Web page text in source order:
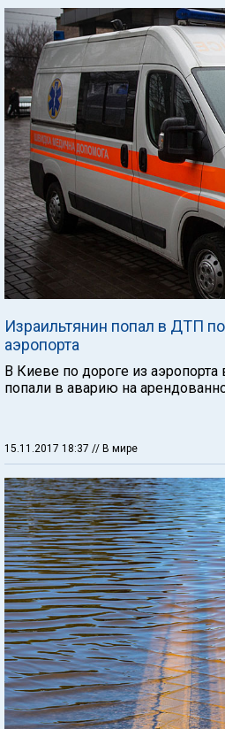
Израильтянин попал в ДТП
аэропорта
В Киеве по дороге из аэропорта
попали в аварию на
15.11.2017 18:37 // В мире